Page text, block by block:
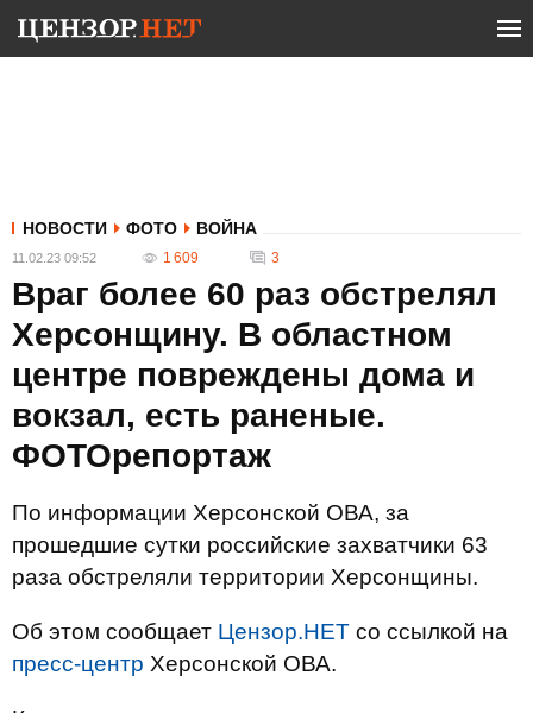
НОВОСТИ ФОТО ВОЙНА
11.02.23 09:52 1 609 3
Враг более 60 раз обстрелял
Херсонщину. В областном
центре повреждены дома и
вокзал, есть раненые.
ФОТОрепортаж
По информации Херсонской ОВА, за
прошедшие сутки российские захватчики 63
раза обстреляли территории Херсонщины.
Об этом сообщает Цензор.НЕТ со ссылкой на
пресс-центр Херсонской ОВА.